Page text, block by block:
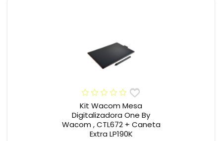
Kit Wacom Mesa
Digitalizadora One By
Wacom , CTL672 + Caneta
Extra LP190K